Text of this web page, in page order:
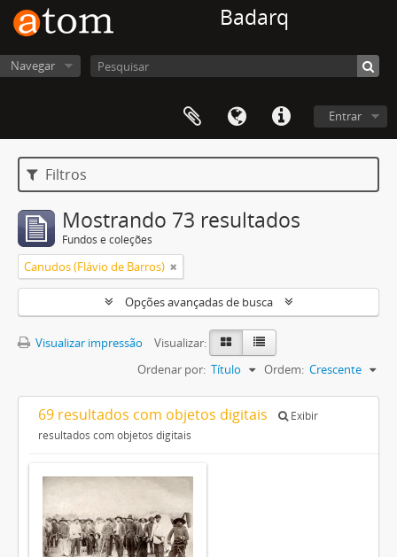
Badarq
Navegar
Entrar
Filtros
Mostrando 73 resultados
Fundos e coleções
Canudos (Flávio de Barros)
Opções avançadas de busca
Visualizar impressão
Visualizar:
Ordenar por: Título Ordem: Crescente
69 resultados com objetos digitais
Exibir
resultados com objetos digitais